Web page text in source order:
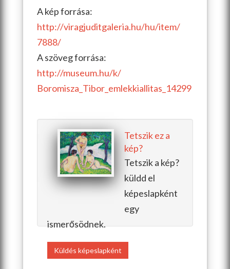
A kép forrása:
http://viragjuditgaleria.hu/hu/item/
7888/
A szöveg forrása:
http://museum.hu/k/
Boromisza_Tibor_emlekkiallitas_14299
Tetszik ez a
kép?
Tetszik a kép?
küldd el
képeslapként
egy
ismerősödnek.
Küldés képeslapként